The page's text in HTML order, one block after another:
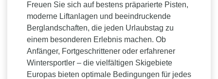
Freuen Sie sich auf bestens präparierte Pisten,
moderne Liftanlagen und beeindruckende
Berglandschaften, die jeden Urlaubstag zu
einem besonderen Erlebnis machen. Ob
Anfänger, Fortgeschrittener oder erfahrener
Wintersportler – die vielfältigen Skigebiete
Europas bieten optimale Bedingungen für jedes